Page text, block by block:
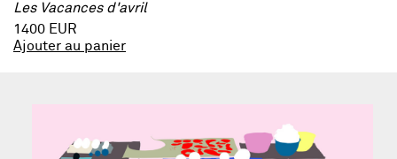
Les Vacances d'avril
1400 EUR
Ajouter au panier